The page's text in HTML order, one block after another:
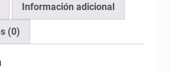
Información adicional
(0)